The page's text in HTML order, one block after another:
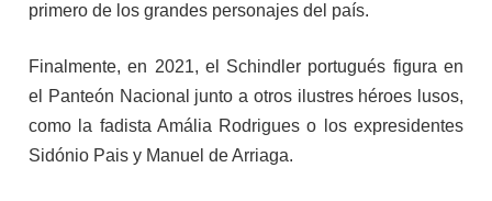
primero de los grandes personajes del país.
Finalmente, en 2021, el Schindler portugués figura en
el Panteón Nacional junto a otros ilustres héroes lusos,
como la fadista Amália Rodrigues o los expresidentes
Sidónio Pais y Manuel de Arriaga.